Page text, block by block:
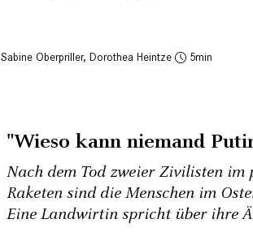
Sabine Oberpriller, Dorothea Heintze 5
"Wieso kann niemand
Nach dem Tod zweier Zivilisten im
Raketen sind die Menschen im
Eine Landwirtin spricht über ihre